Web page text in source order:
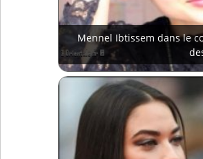
Mennel Ibtissem dans le